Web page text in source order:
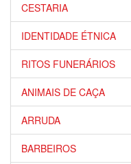
CESTARIA
IDENTIDADE ÉTNICA
RITOS FUNERÁRIOS
ANIMAIS DE CAÇA
ARRUDA
BARBEIROS